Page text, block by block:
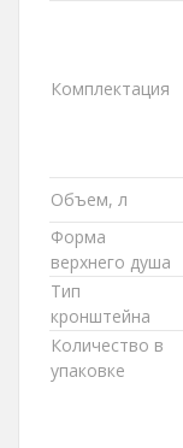
Комплектация
Объем, л
Форма
верхнего душа
Тип
кронштейна
Количество в
упаковке